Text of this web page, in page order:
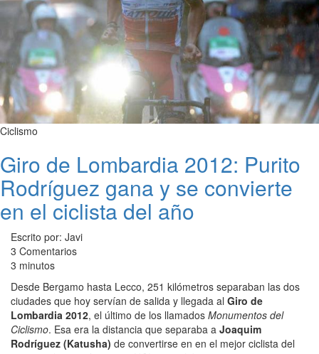
Ciclismo
Giro de Lombardia 2012: Purito
Rodríguez gana y se convierte
en el ciclista del año
Escrito por: Javi
3 Comentarios
3 minutos
Desde Bergamo hasta Lecco, 251 kilómetros separaban las dos
ciudades que hoy servían de salida y llegada al Giro de
Lombardia 2012, el último de los llamados Monumentos del
Ciclismo. Esa era la distancia que separaba a Joaquim
Rodríguez (Katusha) de convertirse en en el mejor ciclista del